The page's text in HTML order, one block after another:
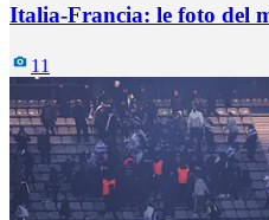
Italia-Francia: le foto del
11